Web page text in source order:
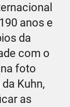
anos e
da
com o
foto
Kuhn,
as